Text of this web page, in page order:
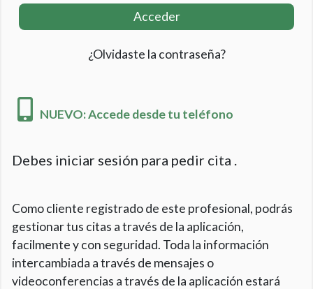
Acceder
¿Olvidaste la contraseña?
NUEVO: Accede desde tu teléfono
Debes iniciar sesión para pedir cita .
Como cliente registrado de este profesional, podrás
gestionar tus citas a través de la aplicación,
facilmente y con seguridad. Toda la información
intercambiada a través de mensajes o
videoconferencias a través de la aplicación estará